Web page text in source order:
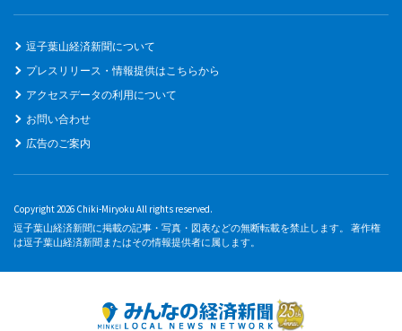
逗子葉山経済新聞について
プレスリリース・情報提供はこちらから
アクセスデータの利用について
お問い合わせ
広告のご案内
Copyright 2026 Chiki-Miryoku All rights reserved.
逗子葉山経済新聞に掲載の記事・写真・図表などの無断転載を禁止します。 著作権
は逗子葉山経済新聞またはその情報提供者に属します。